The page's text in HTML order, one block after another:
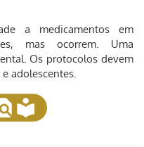
a medicamentos em
mas ocorrem. Uma
Os protocolos devem
adolescentes.